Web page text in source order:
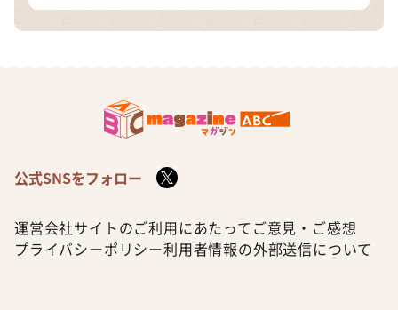
公式SNSをフォロー
運営会社サイトのご利用にあたって ご意見・ご感想
プライバシーポリシー利用者情報の外部送信について